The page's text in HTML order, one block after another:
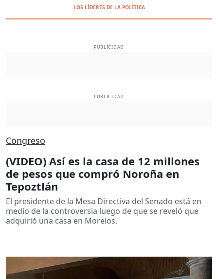
LOS LÍDERES DE LA POLÍTICA
PUBLICIDAD
PUBLICIDAD
Congreso
(VIDEO) Así es la casa de 12 millones
de pesos que compró Noroña en
Tepoztlán
El presidente de la Mesa Directiva del Senado está en
medio de la controversia luego de que se reveló que
adquirió una casa en Morelos.